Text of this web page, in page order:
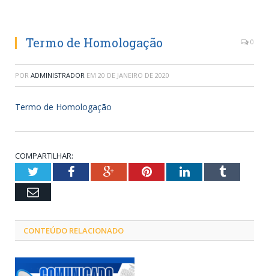
Termo de Homologação 0
POR ADMINISTRADOR EM 20 DE JANEIRO DE 2020
Termo de Homologação
COMPARTILHAR:
TwitterFacebookGoogle+PinterestLinkedInTumblr
Email
CONTEÚDO RELACIONADO